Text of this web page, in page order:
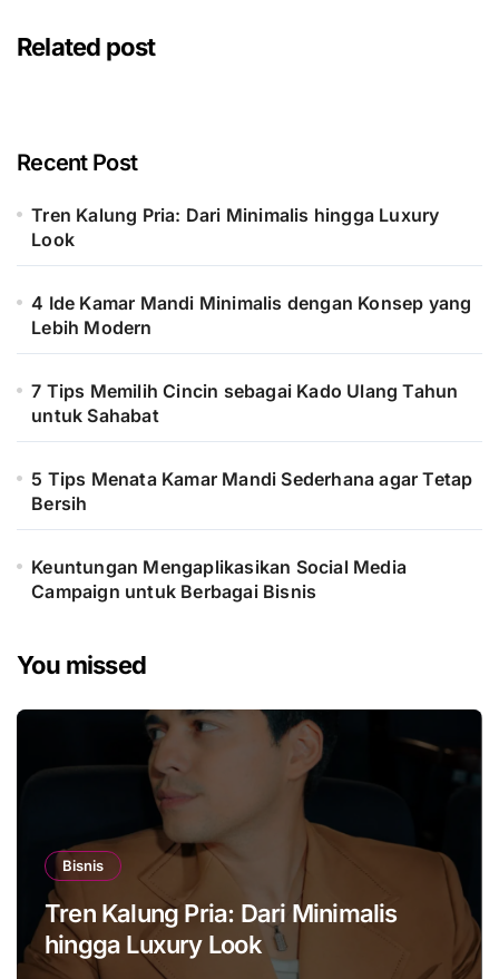
Related post
Recent Post
Tren Kalung Pria: Dari Minimalis hingga Luxury
Look
4 Ide Kamar Mandi Minimalis dengan Konsep yang
Lebih Modern
7 Tips Memilih Cincin sebagai Kado Ulang Tahun
untuk Sahabat
5 Tips Menata Kamar Mandi Sederhana agar Tetap
Bersih
Keuntungan Mengaplikasikan Social Media
Campaign untuk Berbagai Bisnis
You missed
Bisnis
Tren Kalung Pria: Dari Minimalis
hingga Luxury Look